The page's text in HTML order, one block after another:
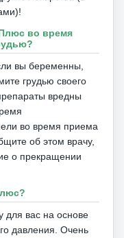
во время
вы беременны,
грудью своего
вредны
во время приема
об этом врачу,
о прекращении
для вас на основе
давления. Очень